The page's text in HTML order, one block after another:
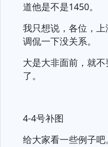
道他是不是1450。
我只想说，各位，
调侃一下没关系。
大是大非面前，就
了。
4-4号补图
给大家看一些例子吧。